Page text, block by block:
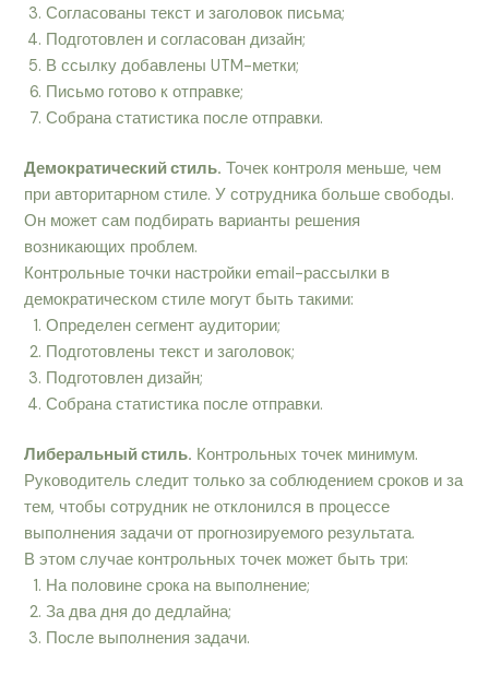
Согласованы текст и заголовок письма;
Подготовлен и согласован дизайн;
В ссылку добавлены UTM-метки;
Письмо готово к отправке;
Собрана статистика после отправки.
Демократический стиль. Точек контроля меньше, чем
при авторитарном стиле. У сотрудника больше свободы.
Он может сам подбирать варианты решения
возникающих проблем.
Контрольные точки настройки email-рассылки в
демократическом стиле могут быть такими:
Определен сегмент аудитории;
Подготовлены текст и заголовок;
Подготовлен дизайн;
Собрана статистика после отправки.
Либеральный стиль. Контрольных точек минимум.
Руководитель следит только за соблюдением сроков и за
тем, чтобы сотрудник не отклонился в процессе
выполнения задачи от прогнозируемого результата.
В этом случае контрольных точек может быть три:
На половине срока на выполнение;
За два дня до дедлайна;
После выполнения задачи.